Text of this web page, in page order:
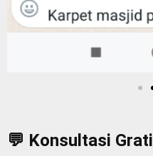
💬 Konsultasi